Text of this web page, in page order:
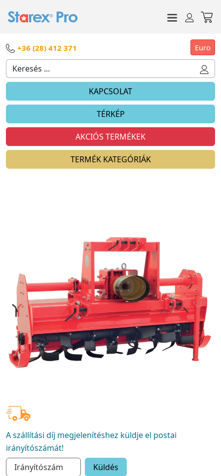
+36 (28) 412 371 Euro
KAPCSOLAT
TÉRKÉP
AKCIÓS TERMÉKEK
TERMÉK KATEGÓRIÁK
A szállítási díj megjelenítéshez küldje el postai
irányítószámát!
Küldés